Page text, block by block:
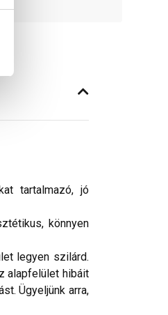
tartalmazó, jó
könnyen
legyen szilárd.
alapfelület hibáit
Ügyeljünk arra,